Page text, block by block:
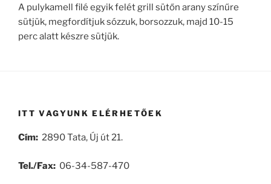
A pulykamell filé egyik felét grill sütőn arany színűre
sütjük, megfordítjuk sózzuk, borsozzuk, majd 10-15
perc alatt készre sütjük.
ITT VAGYUNK ELÉRHETŐEK
Cím: 2890 Tata, Új út 21.
Tel./Fax: 06-34-587-470